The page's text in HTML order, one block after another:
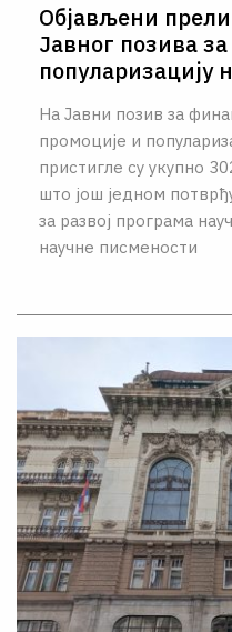
Објављени
Јавног позива
популаризацију
На Јавни позив за
промоције и
пристигле су укупно
што још једном
за развој програма
научне писмености